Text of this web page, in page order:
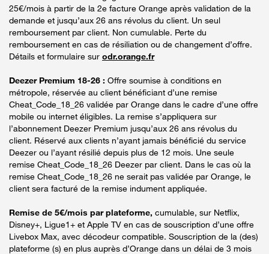
25€/mois à partir de la 2e facture Orange après validation de la
demande et jusqu’aux 26 ans révolus du client. Un seul
remboursement par client. Non cumulable. Perte du
remboursement en cas de résiliation ou de changement d’offre.
Détails et formulaire sur odr.orange.fr
Deezer Premium 18-26 : Offre soumise à conditions en
métropole, réservée au client bénéficiant d’une remise
Cheat_Code_18_26 validée par Orange dans le cadre d’une offre
mobile ou internet éligibles. La remise s’appliquera sur
l’abonnement Deezer Premium jusqu’aux 26 ans révolus du
client. Réservé aux clients n’ayant jamais bénéficié du service
Deezer ou l’ayant résilié depuis plus de 12 mois. Une seule
remise Cheat_Code_18_26 Deezer par client. Dans le cas où la
remise Cheat_Code_18_26 ne serait pas validée par Orange, le
client sera facturé de la remise indument appliquée.
Remise de 5€/mois par plateforme, cumulable, sur Netflix,
Disney+, Ligue1+ et Apple TV en cas de souscription d’une offre
Livebox Max, avec décodeur compatible. Souscription de la (des)
plateforme (s) en plus auprès d’Orange dans un délai de 3 mois